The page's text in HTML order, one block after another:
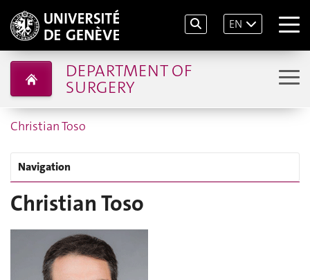
EN
DEPARTMENT OF
SURGERY
Christian Toso
Navigation
Christian Toso